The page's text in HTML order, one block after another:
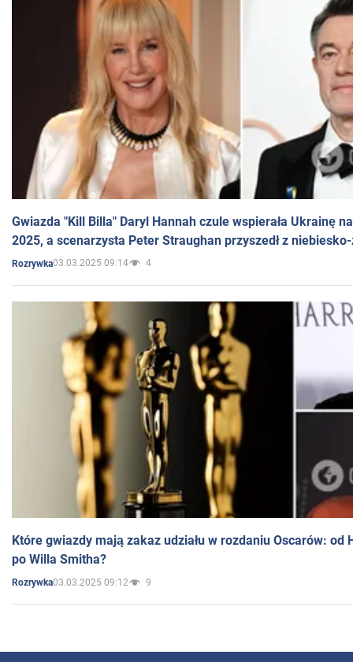
Gwiazda "Kill Billa" Daryl Hannah czule wspierała Ukrainę
2025, a scenarzysta Peter Straughan przyszedł z
Rozrywka03.03.2025 09:14 4
Które gwiazdy mają zakaz udziału w rozdaniu Oscarów: od
po Willa Smitha?
Rozrywka03.03.2025 09:12 9